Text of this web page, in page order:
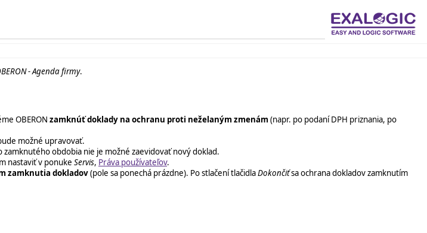
- Agenda firmy.
OBERON zamknúť doklady na ochranu proti neželaným zmenám(napr. po podaní DPH priznania, po
možné upravovať.
obdobia nie je možné zaevidovať nový doklad.
nastaviť v ponuke Servis, Práva používateľov.
zamknutia dokladov(pole sa ponechá prázdne). Po stlačení tlačidlaDokončiťsa ochrana dokladov zamknutím